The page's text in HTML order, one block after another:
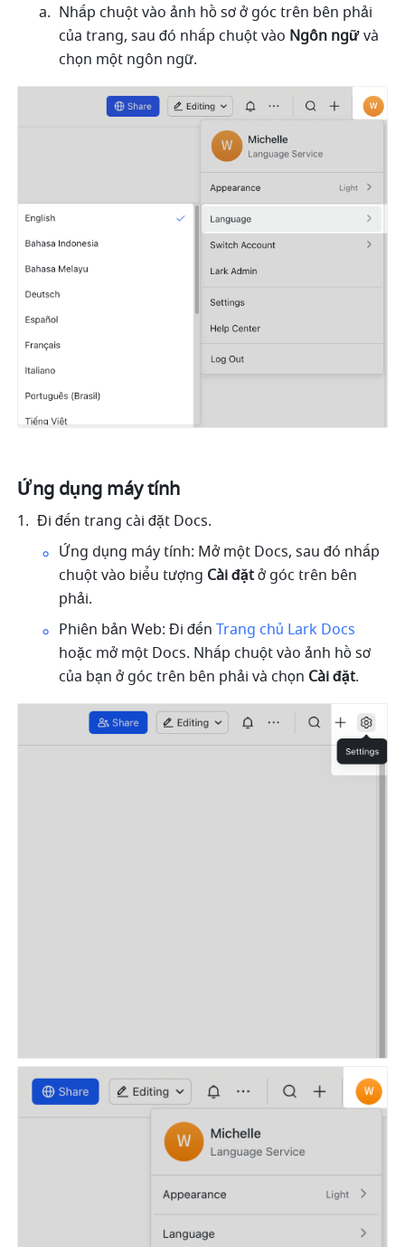
Nhấp chuột vào ảnh hồ sơ ở góc trên bên phải
của trang, sau đó nhấp chuột vào Ngôn ngữ và
chọn một ngôn ngữ.
Ứng dụng máy tính
Đi đến trang cài đặt Docs.
Ứng dụng máy tính: Mở một Docs, sau đó nhấp
chuột vào biểu tượng Cài đặt ở góc trên bên
phải.
Phiên bản Web: Đi đến Trang chủ Lark Docs
hoặc mở một Docs. Nhấp chuột vào ảnh hồ sơ
của bạn ở góc trên bên phải và chọn Cài đặt.